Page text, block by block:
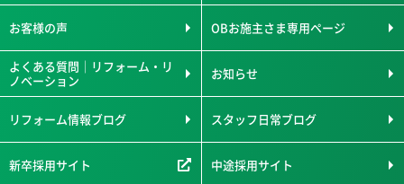
お客様の声 OBお施主さま専用ページ
よくある質問｜リフォーム・リ
ノベーション
お知らせ
リフォーム情報ブログ スタッフ日常ブログ
新卒採用サイト 中途採用サイト